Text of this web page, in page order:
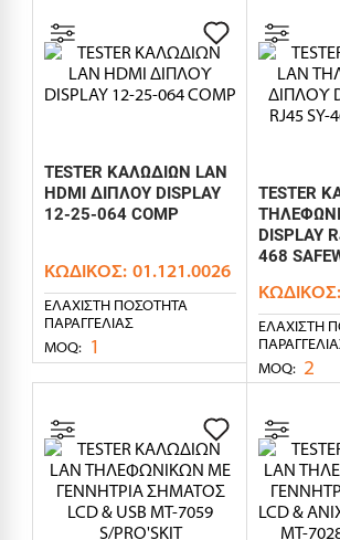
TESTER ΚΑΛΩΔΙΩΝ LAN
HDMI ΔΙΠΛΟΥ DISPLAY
12-25-064 COMP
ΚΩΔΙΚΌΣ: 01.121.0026
ΕΛΆΧΙΣΤΗ ΠΟΣΌΤΗΤΑ
ΠΑΡΑΓΓΕΛΊΑΣ
MOQ: 1
TESTER
DISPLAY
468
ΚΩΔΙΚΌΣ:
ΕΛΆΧΙΣΤΗ
MOQ: 2